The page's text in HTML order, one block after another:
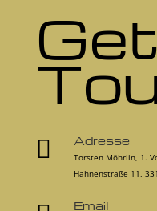
 Adresse
Torsten Möhrlin, 1.
Hahnenstraße 11,
Email